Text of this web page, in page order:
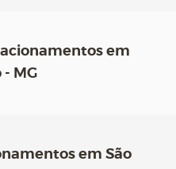
em
- MG
em São